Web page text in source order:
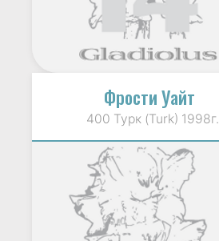
Фрости Уайт
400 Турк (Turk) 1998г.